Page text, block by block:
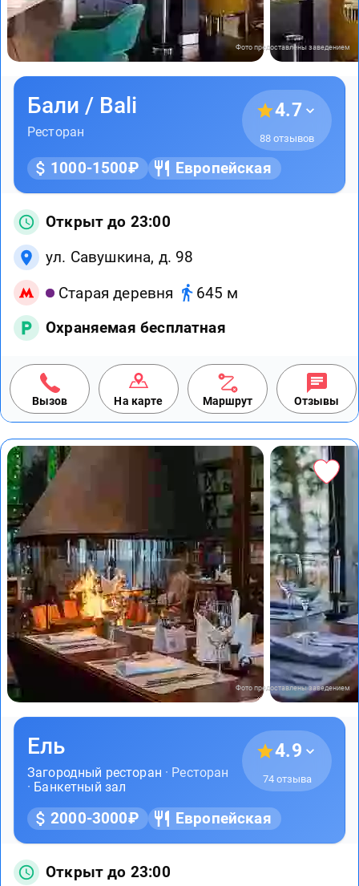
Фото предоставлены заведением
Бали / Bali
Ресторан
4.7
88 отзывов
1000-1500₽ Европейская
Открыт до 23:00
ул. Савушкина, д. 98
Старая деревня
645 м
Охраняемая бесплатная
Вызов На карте Маршрут Отзывы
Фото предоставлены заведением
Ель
Загородный ресторан · Ресторан
· Банкетный зал
4.9
74 отзыва
2000-3000₽ Европейская
Открыт до 23:00